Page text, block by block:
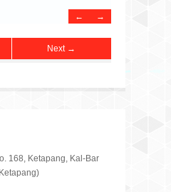
← →
Next →
168, Ketapang, Kal-Bar